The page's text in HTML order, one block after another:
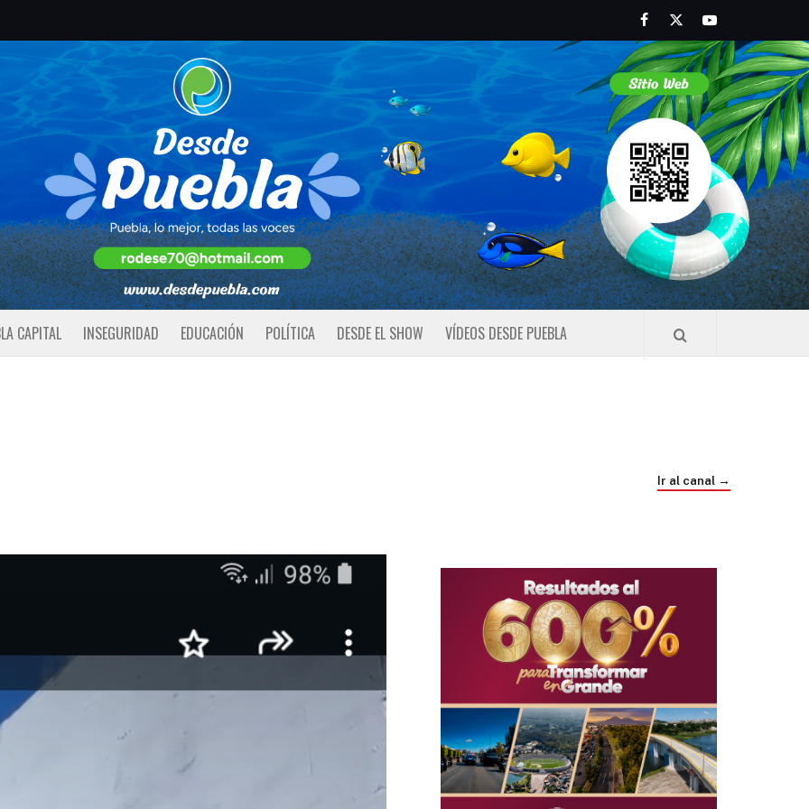
FacebookTwitterYoutube
CAPITAL INSEGURIDAD EDUCACIÓN POLÍTICA DESDE EL SHOW VÍDEOS DESDE PUEBLA
Ir al canal →